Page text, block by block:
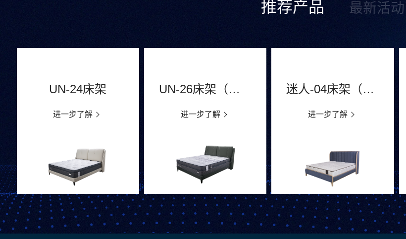
推荐产品 最新活动
UN-24床架
进一步了解
UN-26床架（已停产）
进一步了解
迷人-04床架（2025/09停产）
进一步了解